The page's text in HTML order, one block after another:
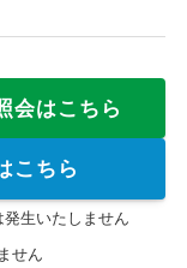
会はこちら
こちら
生いたしません
せん